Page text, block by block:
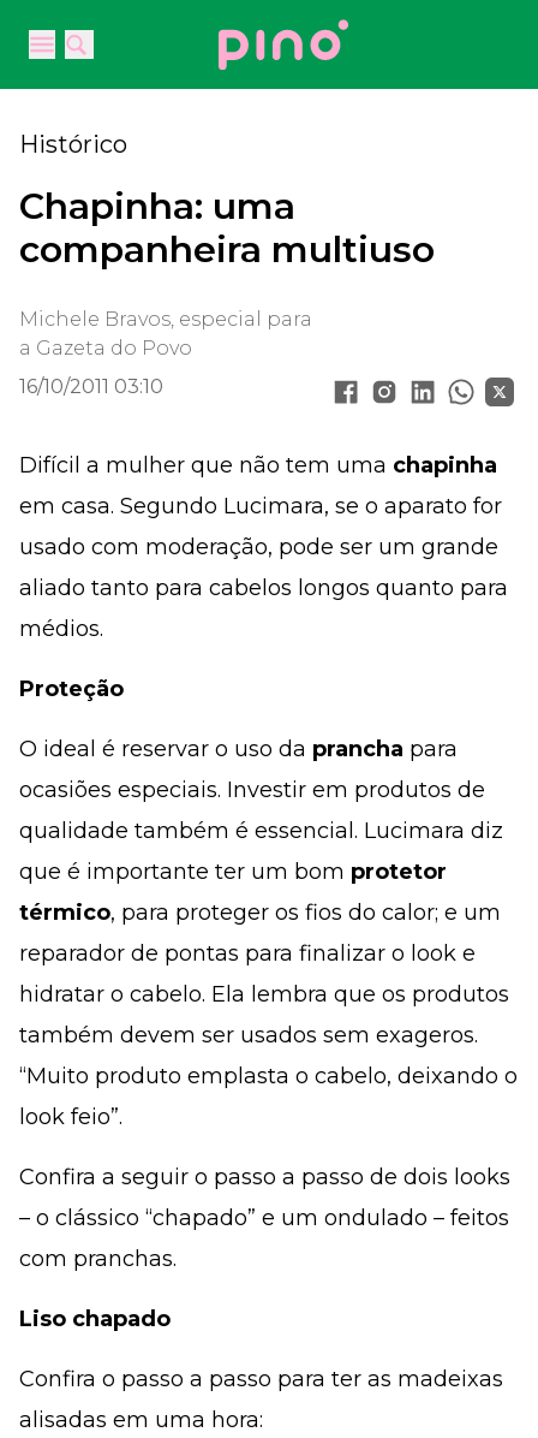
Open main menu
Open main menu
Your Company
Histórico
Chapinha: uma
companheira multiuso
Michele Bravos, especial para
a Gazeta do Povo
16/10/2011 03:10
Difícil a mulher que não tem uma chapinha
em casa. Segundo Lucimara, se o aparato for
usado com moderação, pode ser um grande
aliado tanto para cabelos longos quanto para
médios.
Proteção
O ideal é reservar o uso da prancha para
ocasiões especiais. Investir em produtos de
qualidade também é essencial. Lucimara diz
que é importante ter um bom protetor
térmico, para proteger os fios do calor; e um
reparador de pontas para finalizar o look e
hidratar o cabelo. Ela lembra que os produtos
também devem ser usados sem exageros.
“Muito produto emplasta o cabelo, deixando o
look feio”.
Confira a seguir o passo a passo de dois looks
– o clássico “chapado” e um ondulado – feitos
com pranchas.
Liso chapado
Confira o passo a passo para ter as madeixas
alisadas em uma hora: